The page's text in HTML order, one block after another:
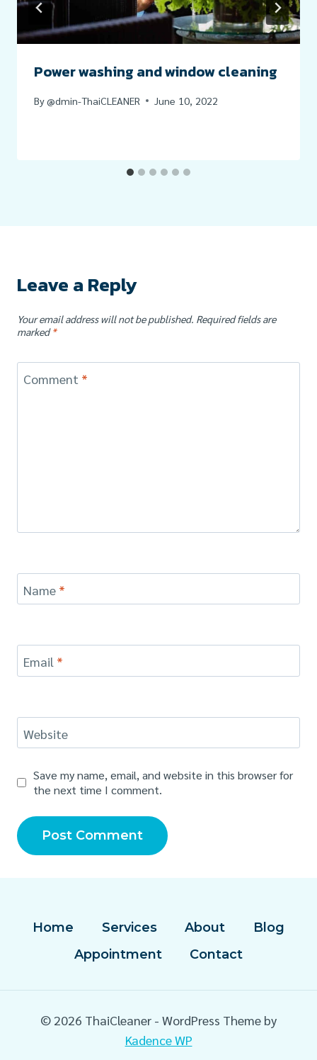
Power washing and window cleaning
By@dmin-ThaiCLEANER June 10, 2022
Leave a Reply
Your email address will not be published. Required fields are
marked*
Comment *
Name *
Email *
Website
Save my name, email, and website in this browser for
the next time I comment.
Home Services About
Blog
Appointment
Contact
© 2026 ThaiCleaner - WordPress Theme by
Kadence WP